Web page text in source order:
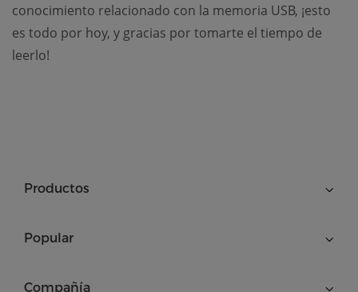
conocimiento relacionado con la memoria USB, ¡esto
es todo por hoy, y gracias por tomarte el tiempo de
leerlo!
Productos
Popular
Compañía